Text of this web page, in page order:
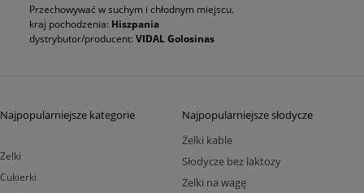
Przechowywać w suchym i chłodnym miejscu.
kraj pochodzenia: Hiszpania
dystrybutor/producent: VIDAL Golosinas
Najpopularniejsze kategorie
Żelki
Cukierki
Najpopularniejsze słodycze
Żelki kable
Słodycze bez laktozy
Żelki na wagę